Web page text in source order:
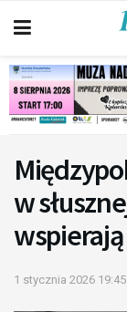
w
1 stycznia 2026 19:45